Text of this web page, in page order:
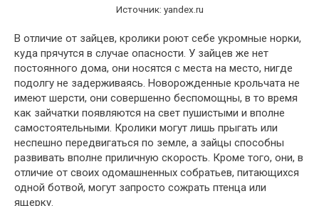
Источник: yandex.ru
В отличие от зайцев, кролики роют себе укромные норки,
куда прячутся в случае опасности. У зайцев же нет
постоянного дома, они носятся с места на место, нигде
подолгу не задерживаясь. Новорожденные крольчата не
имеют шерсти, они совершенно беспомощны, в то время
как зайчатки появляются на свет пушистыми и вполне
самостоятельными. Кролики могут лишь прыгать или
неспешно передвигаться по земле, а зайцы способны
развивать вполне приличную скорость. Кроме того, они, в
отличие от своих одомашненных собратьев, питающихся
одной ботвой, могут запросто сожрать птенца или
ящерку.